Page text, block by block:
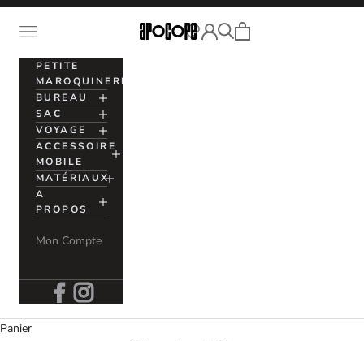
Passer au contenu
Apocope
Ouvrir la navigation Ouvrir le compte utilisation
Ouvrir la recherche
Voir le panier
PETITE
MAROQUINERIE
BUREAU
SAC
VOYAGE
ACCESSOIRE
MOBILE
MATÉRIAUX
A
PROPOS
Mon Compte
Panier